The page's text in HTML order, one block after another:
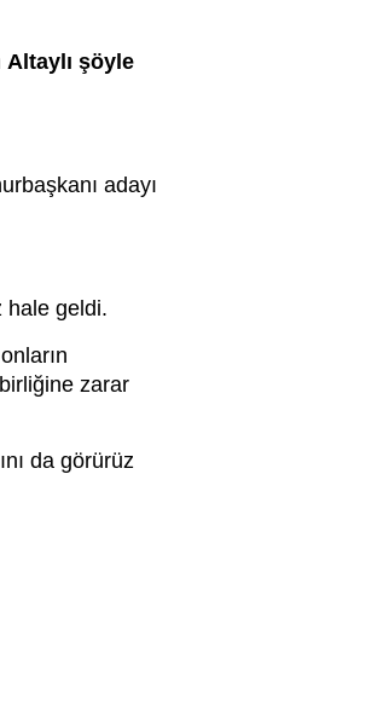
Altaylı şöyle
adayı
hale geldi.
zarar
da görürüz